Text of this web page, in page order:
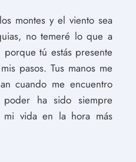
montes y el viento sea
no temeré lo que a
tú estás presente
pasos. Tus manos me
cuando me encuentro
ha sido siempre
mi vida en la hora más